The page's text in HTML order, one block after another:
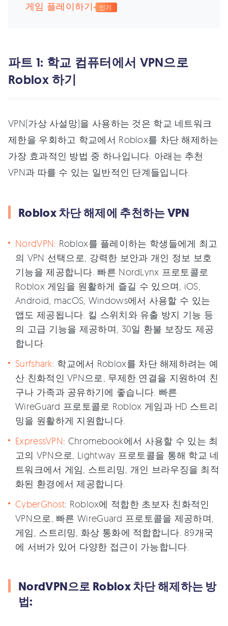
게임 플레이하기
인기
파트 1: 학교 컴퓨터에서 VPN으로
Roblox 하기
VPN(가상 사설망)을 사용하는 것은 학교 네트워크
제한을 우회하고 학교에서 Roblox를 차단 해제하는
가장 효과적인 방법 중 하나입니다. 아래는 추천
VPN과 따를 수 있는 일반적인 단계들입니다.
Roblox 차단 해제에 추천하는 VPN
NordVPN: Roblox를 플레이하는 학생들에게 최고
의 VPN 선택으로, 강력한 보안과 개인 정보 보호
기능을 제공합니다. 빠른 NordLynx 프로토콜로
Roblox 게임을 원활하게 즐길 수 있으며, iOS,
Android, macOS, Windows에서 사용할 수 있는
앱도 제공됩니다. 킬 스위치와 유출 방지 기능 등
의 고급 기능을 제공하며, 30일 환불 보장도 제공
합니다.
Surfshark: 학교에서 Roblox를 차단 해제하려는 예
산 친화적인 VPN으로, 무제한 연결을 지원하여 친
구나 가족과 공유하기에 좋습니다. 빠른
WireGuard 프로토콜로 Roblox 게임과 HD 스트리
밍을 원활하게 지원합니다.
ExpressVPN: Chromebook에서 사용할 수 있는 최
고의 VPN으로, Lightway 프로토콜을 통해 학교 네
트워크에서 게임, 스트리밍, 개인 브라우징을 최적
화된 환경에서 제공합니다.
CyberGhost: Roblox에 적합한 초보자 친화적인
VPN으로, 빠른 WireGuard 프로토콜을 제공하며,
게임, 스트리밍, 화상 통화에 적합합니다. 89개국
에 서버가 있어 다양한 접근이 가능합니다.
NordVPN으로 Roblox 차단 해제하는 방
법: